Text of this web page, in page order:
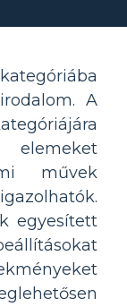
A
elemeket
művek
egyesített